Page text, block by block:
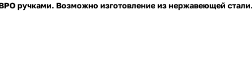
ручками. Возможно изготовление из нержавеющей